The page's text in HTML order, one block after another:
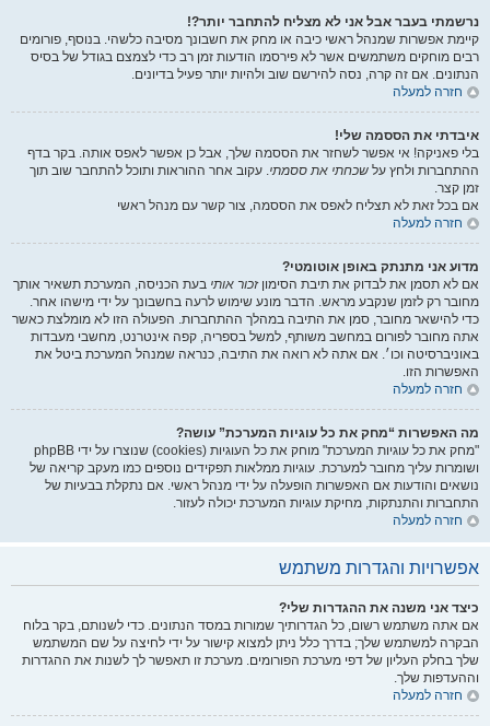
נרשמתי בעבר אבל אני לא מצליח להתחבר יותר?!
קיימת אפשרות שמנהל ראשי כיבה או מחק את חשבונך מסיבה כלשהי. בנוסף, פורומים
רבים מוחקים משתמשים אשר לא פירסמו הודעות זמן רב כדי לצמצם בגודל של בסיס
הנתונים. אם זה קרה, נסה להירשם שוב ולהיות יותר פעיל בדיונים.
חזרה למעלה
איבדתי את הססמה שלי!
בלי פאניקה! אי אפשר לשחזר את הססמה שלך, אבל כן אפשר לאפס אותה. בקר בדף
ההתחברות ולחץ על שכחתי את ססמתי. עקוב אחר ההוראות ותוכל להתחבר שוב תוך
זמן קצר.
אם בכל זאת לא תצליח לאפס את הססמה, צור קשר עם מנהל ראשי
חזרה למעלה
מדוע אני מתנתק באופן אוטומטי?
אם לא תסמן את לבדוק את תיבת הסימוןזכור אותי בעת הכניסה, המערכת תשאיר אותך
מחובר רק לזמן שנקבע מראש. הדבר מונע שימוש לרעה בחשבונך על ידי מישהו אחר.
כדי להישאר מחובר, סמן את התיבה במהלך ההתחברות. הפעולה הזו לא מומלצת כאשר
אתה מחובר לפורום במחשב משותף, למשל בספריה, קפה אינטרנט, מחשבי מעבדות
באוניברסיטה וכו׳. אם אתה לא רואה את התיבה, כנראה שמנהל המערכת ביטל את
האפשרות הזו.
חזרה למעלה
מה האפשרות “מחק את כל עוגיות המערכת” עושה?
"מחק את כל עוגיות המערכת" מוחק את כל העוגיות (cookies) שנוצרו על ידי phpBB
ושומרות עליך מחובר למערכת. עוגיות ממלאות תפקידים נוספים כמו מעקב קריאה של
נושאים והודעות אם האפשרות הופעלה על ידי מנהל ראשי. אם נתקלת בבעיות של
התחברות והתנתקות, מחיקת עוגיות המערכת יכולה לעזור.
חזרה למעלה
אפשרויות והגדרות משתמש
כיצד אני משנה את ההגדרות שלי?
אם אתה משתמש רשום, כל הגדרותיך שמורות במסד הנתונים. כדי לשנותם, בקר בלוח
הבקרה למשתמש שלך; בדרך כלל ניתן למצוא קישור על ידי לחיצה על שם המשתמש
שלך בחלק העליון של דפי מערכת הפורומים. מערכת זו תאפשר לך לשנות את ההגדרות
וההעדפות שלך.
חזרה למעלה